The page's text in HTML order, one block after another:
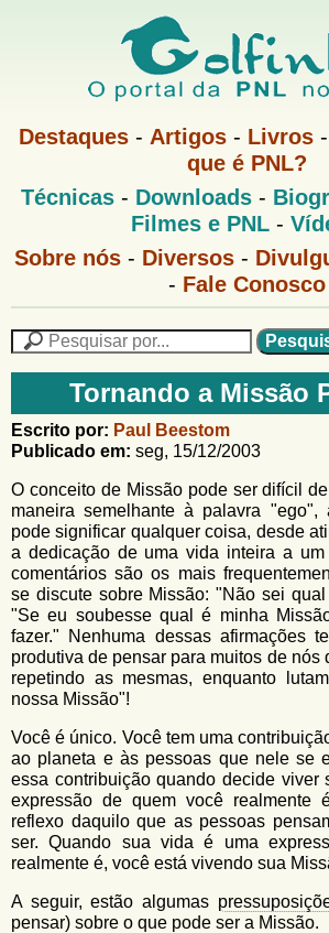
Pular
para
o
principal
G
f
i
n
h
o
M
u
Destaques- Artigos- Livros-
que é PNL?
M
e
P
Técnicas- Downloads-
Filmes e PNL -
G
n
M
e
u
Sobre nós - Diversos -
- Fale Conosco
F
r
m
u
l
á
r
i
o
d
e
b
u
s
c
a
e
u
i
a
n
o
G
o
l
f
i
n
h
o
Tornando a Missão
Escrito por: Paul Beestom
Publicado em: seg, 15/12/2003
O conceito de Missão pode ser difícil
maneira semelhante à palavra "ego",
pode significar qualquer coisa, desde
a dedicação de uma vida inteira a
comentários são os mais
se discute sobre Missão: "Não sei
"Se eu soubesse qual é minha
fazer." Nenhuma dessas afirmações
produtiva de pensar para muitos de nós
repetindo as mesmas, enquanto
nossa Missão"!
Você é único. Você tem uma
ao planeta e às pessoas que nele se
essa contribuição quando decide viver
expressão de quem você realmente
reflexo daquilo que as pessoas
ser. Quando sua vida é uma
realmente é, você está vivendo sua
A seguir, estão algumas
pensar) sobre o que pode ser a Missão.